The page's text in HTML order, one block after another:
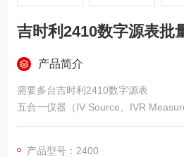
吉时利2410数字源表批
产品简介
需要多台吉时利2410数字源表
五合一仪器（IV Source、IVR
产品型号：2400